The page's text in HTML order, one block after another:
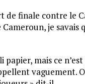
de finale contre le
je
papier, mais ce
vaguement.